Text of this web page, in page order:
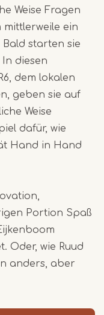
Weise Fragen
ein
starten sie
In diesen
dem lokalen
geben sie auf
Weise
dafür, wie
Hand in Hand
Portion Spaß
Oder, wie Ruud
anders, aber